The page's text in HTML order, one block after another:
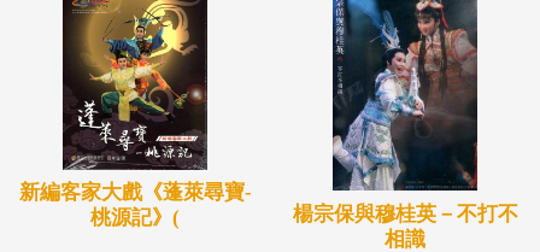
新編客家大戲《蓬萊尋寶-
桃源記》­(
楊宗保與穆桂英－不打不
相識